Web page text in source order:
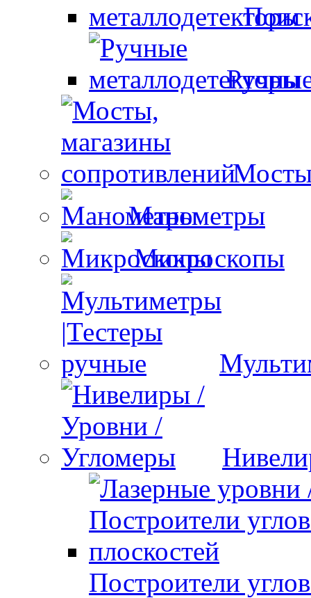
Манометры
Микроскопы
Построители